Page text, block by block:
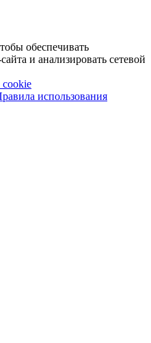
обеспечивать
и анализировать сетевой
cookie
использования